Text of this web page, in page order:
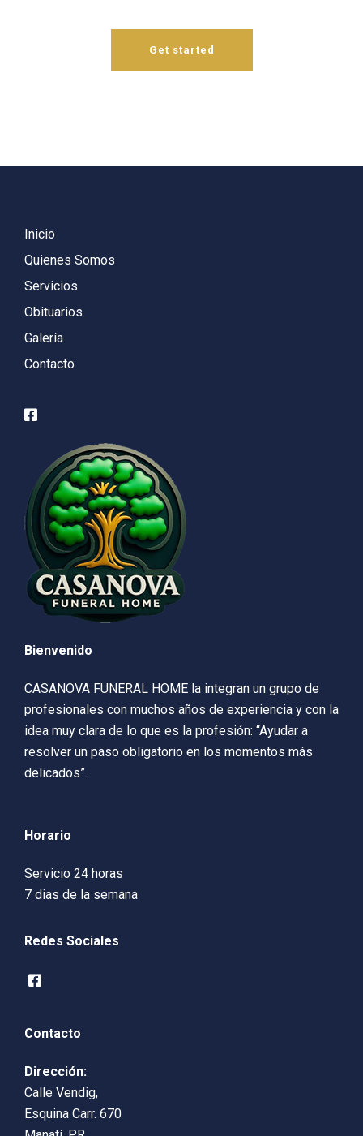
Get started
Inicio
Quienes Somos
Servicios
Obituarios
Galería
Contacto
Bienvenido
CASANOVA FUNERAL HOME la integran un grupo de
profesionales con muchos años de experiencia y con la
idea muy clara de lo que es la profesión: “Ayudar a
resolver un paso obligatorio en los momentos más
delicados”.
Horario
Servicio 24 horas
7 dias de la semana
Redes Sociales
Contacto
Dirección:
Calle Vendig,
Esquina Carr. 670